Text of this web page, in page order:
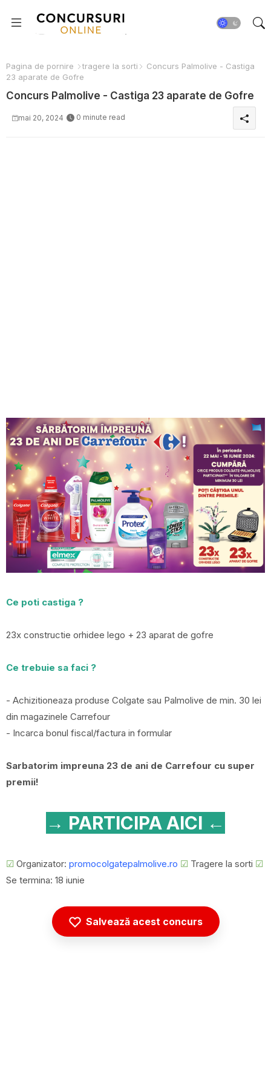
Pagina de pornire tragere la sorti
Concurs Palmolive - Castiga
23 aparate de Gofre
Concurs Palmolive - Castiga 23 aparate de Gofre
mai 20, 2024 0 minute read
Ce poti castiga ?
23x constructie orhidee lego + 23 aparat de gofre
Ce trebuie sa faci ?
- Achizitioneaza produse Colgate sau Palmolive de min. 30 lei
din magazinele Carrefour
- Incarca bonul fiscal/factura in formular
Sarbatorim impreuna 23 de ani de Carrefour cu super
premii!
→ PARTICIPA AICI ←
☑ Organizator: promocolgatepalmolive.ro ☑ Tragere la sorti ☑
Se termina: 18 iunie
Salvează acest concurs